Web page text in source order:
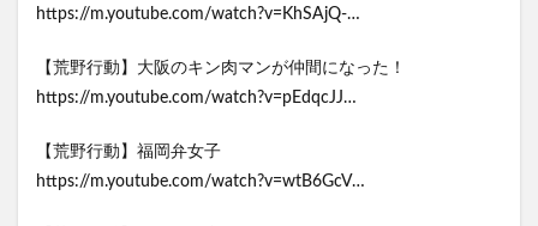
https://m.youtube.com/watch?v=KhSAjQ-…
【荒野行動】大阪のキン肉マンが仲間になった！
https://m.youtube.com/watch?v=pEdqcJJ…
【荒野行動】福岡弁女子
https://m.youtube.com/watch?v=wtB6GcV…